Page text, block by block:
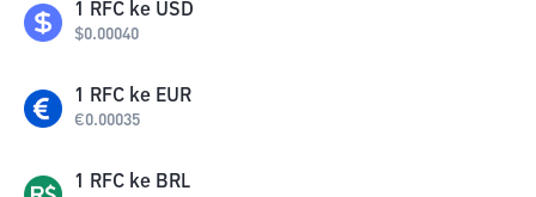
1 RFC ke USD
$0.00040
1 RFC ke EUR
€0.00035
1 RFC ke BRL